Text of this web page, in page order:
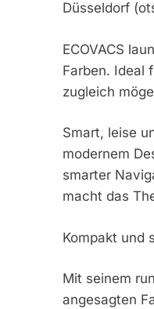
Düsseldorf
ECOVACS
Farben. Ideal
zugleich
Smart, leise
modernem
smarter
macht das
Kompakt und
Mit seinem
angesagten